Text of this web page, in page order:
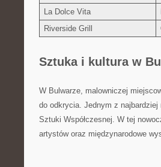
La ⁢Dolce Vita
Riverside‌ Grill
Sztuka i kultura w
W Bulwarze, malowniczej
do⁤ odkrycia. Jednym ‍z
Sztuki Współczesnej.⁣ W tej‍
artystów oraz międzynarodowe